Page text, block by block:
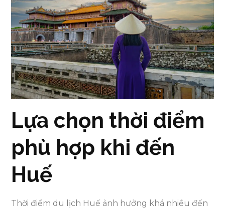
Lựa chọn thời điểm
phù hợp khi đến
Huế
Thời điểm du lịch Huế ảnh hưởng khá nhiều đến